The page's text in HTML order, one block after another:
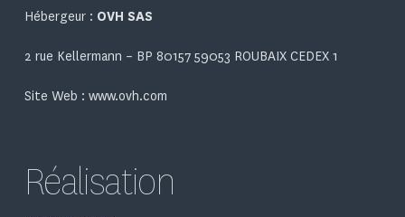
Hébergeur : OVH SAS
2 rue Kellermann – BP 80157 59053 ROUBAIX CEDEX 1
Site Web : www.ovh.com
Réalisation